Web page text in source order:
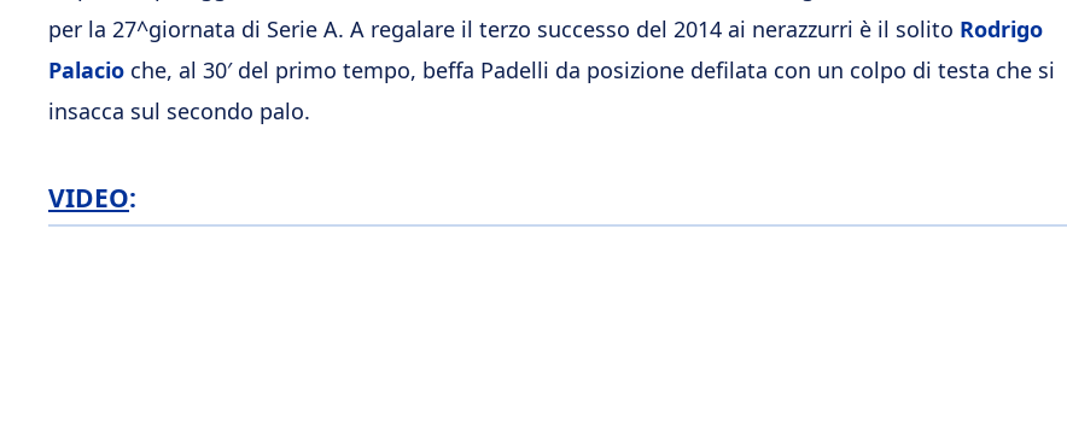
per la 27^giornata di Serie A. A regalare il terzo successo del 2014 ai nerazzurri è il solito Rodrigo
Palacio che, al 30′ del primo tempo, beffa Padelli da posizione defilata con un colpo di testa che si
insacca sul secondo palo.
VIDEO: